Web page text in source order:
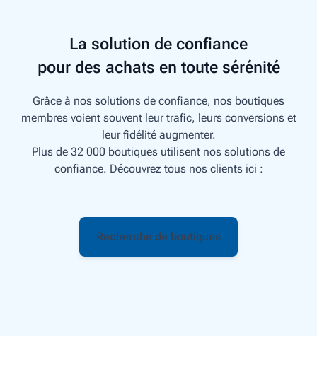
La solution de confiance
pour des achats en toute sérénité
Grâce à nos solutions de confiance, nos boutiques
membres voient souvent leur trafic, leurs conversions et
leur fidélité augmenter.
Plus de 32 000 boutiques utilisent nos solutions de
confiance. Découvrez tous nos clients ici :
Recherche de boutiques